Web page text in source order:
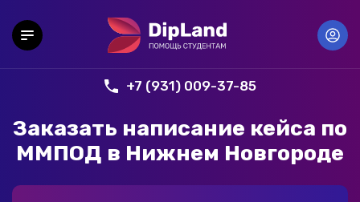
+7 (931) 009-37-85
Заказать написание кейса по
ММПОД в Нижнем Новгороде